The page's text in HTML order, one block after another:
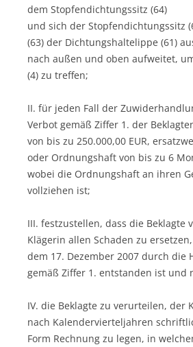
dem Stopfendichtungssitz (64)
und sich der Stopfendichtungssitz
(63) der Dichtungshaltelippe (61)
nach außen und oben aufweitet,
(4) zu treffen;
II. für jeden Fall der
Verbot gemäß Ziffer 1. der
von bis zu 250.000,00 EUR,
oder Ordnungshaft von bis zu 6
wobei die Ordnungshaft an ihren
vollziehen ist;
III. festzustellen, dass die Beklagte
Klägerin allen Schaden zu
dem 17. Dezember 2007 durch die
gemäß Ziffer 1. entstanden ist und
IV. die Beklagte zu verurteilen, der
nach Kalendervierteljahren
Form Rechnung zu legen, in